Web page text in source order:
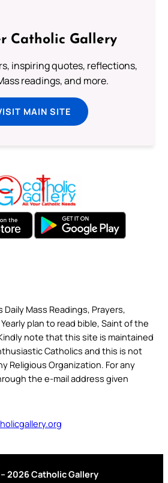
Catholic Gallery
inspiring quotes, reflections,
readings, and more.
MAIN SITE
Mass Readings, Prayers,
plan to read bible, Saint of the
note that this site is maintained
Catholics and this is not
Religious Organization. For any
the e-mail address given
2026 Catholic Gallery